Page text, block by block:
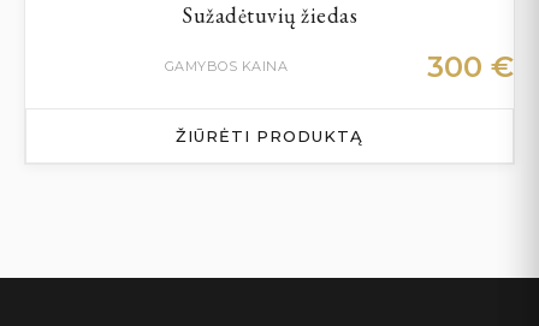
Sužadėtuvių žiedas
GAMYBOS KAINA 300 €
ŽIŪRĖTI PRODUKTĄ